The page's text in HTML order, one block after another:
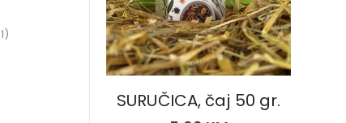
ČAJEVI
SURUČICA, čaj 50 gr.